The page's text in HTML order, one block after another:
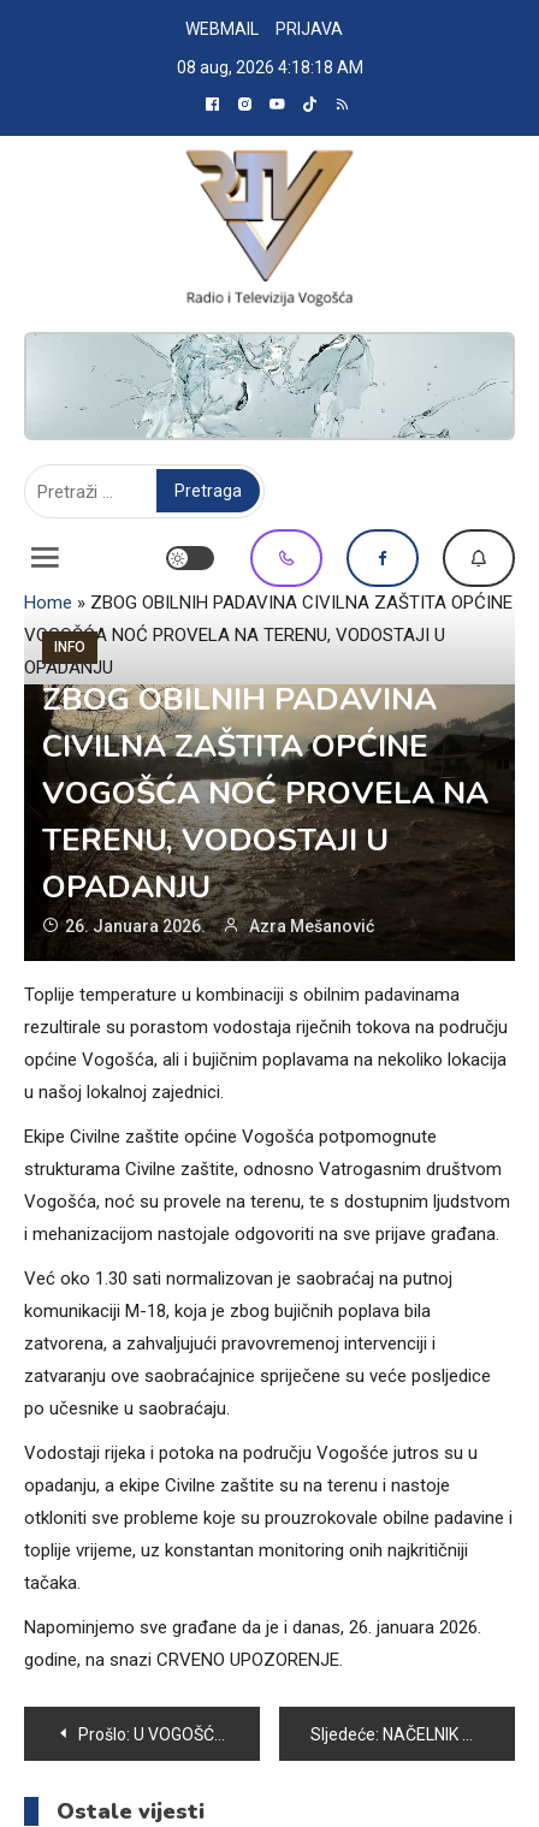
WEBMAIL
PRIJAVA
08 aug, 2026 4:18:19 AM
RADIO TELEVIZIJA VOGOŠĆA
Home » ZBOG OBILNIH PADAVINA CIVILNA ZAŠTITA OPĆINE
VOGOŠĆA NOĆ PROVELA NA TERENU, VODOSTAJI U
OPADANJU
INFO
ZBOG OBILNIH PADAVINA
CIVILNA ZAŠTITA OPĆINE
VOGOŠĆA NOĆ PROVELA NA
TERENU, VODOSTAJI U
OPADANJU
26. Januara 2026. Azra Mešanović
Toplije temperature u kombinaciji s obilnim padavinama
rezultirale su porastom vodostaja riječnih tokova na području
općine Vogošća, ali i bujičnim poplavama na nekoliko lokacija
u našoj lokalnoj zajednici.
Ekipe Civilne zaštite općine Vogošća potpomognute
strukturama Civilne zaštite, odnosno Vatrogasnim društvom
Vogošća, noć su provele na terenu, te s dostupnim ljudstvom
i mehanizacijom nastojale odgovoriti na sve prijave građana.
Već oko 1.30 sati normalizovan je saobraćaj na putnoj
komunikaciji M-18, koja je zbog bujičnih poplava bila
zatvorena, a zahvaljujući pravovremenoj intervenciji i
zatvaranju ove saobraćajnice spriječene su veće posljedice
po učesnike u saobraćaju.
Vodostaji rijeka i potoka na području Vogošće jutros su u
opadanju, a ekipe Civilne zaštite su na terenu i nastoje
otkloniti sve probleme koje su prouzrokovale obilne padavine i
toplije vrijeme, uz konstantan monitoring onih najkritičniji
tačaka.
Napominjemo sve građane da je i danas, 26. januara 2026.
godine, na snazi CRVENO UPOZORENJE.
Navigacija
članaka
Prošlo: U VOGOŠĆI OBILJEŽENA 84. GODIŠNJICA POLASKA IGMANSKOG MARŠA Sljedeće: NAČELNIK HASANOVIĆ ODRŽAO SASTANAK SA AMBASADOROM ŠVICARSKE U BIH
Ostale vijesti